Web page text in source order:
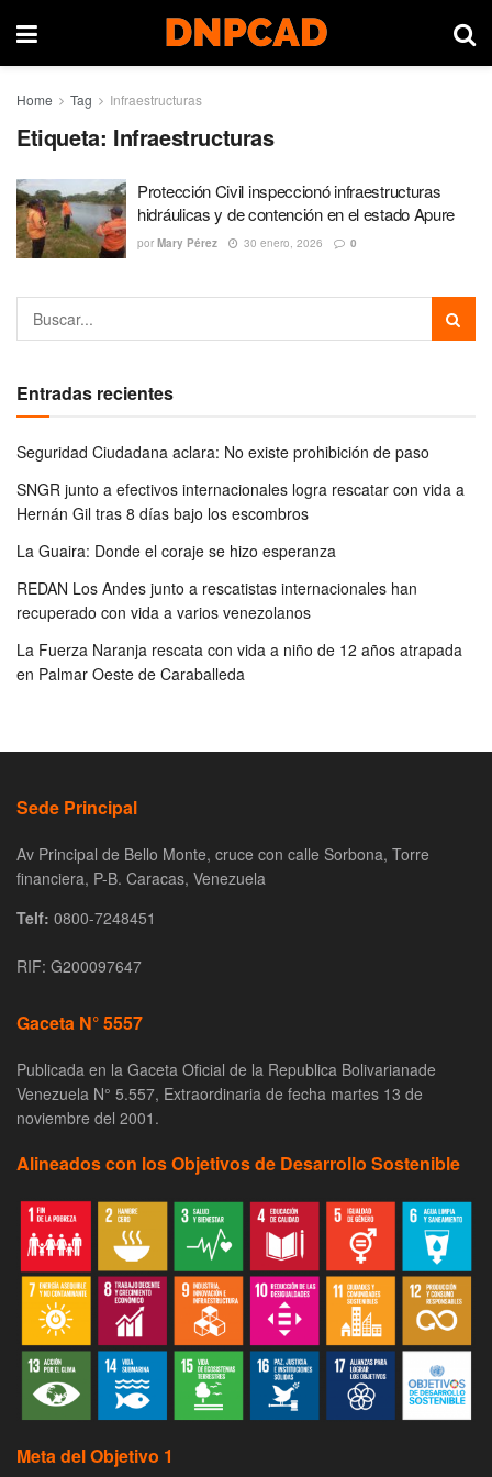
Home Tag Infraestructuras
Etiqueta: Infraestructuras
Protección Civil inspeccionó infraestructuras
hidráulicas y de contención en el estado Apure
por Mary Pérez 30 enero, 2026 0
Entradas recientes
Seguridad Ciudadana aclara: No existe prohibición de paso
SNGR junto a efectivos internacionales logra rescatar con vida a
Hernán Gil tras 8 días bajo los escombros
La Guaira: Donde el coraje se hizo esperanza
REDAN Los Andes junto a rescatistas internacionales han
recuperado con vida a varios venezolanos
La Fuerza Naranja rescata con vida a niño de 12 años atrapada
en Palmar Oeste de Caraballeda
Sede Principal
Av Principal de Bello Monte, cruce con calle Sorbona, Torre
financiera, P-B. Caracas, Venezuela
Telf: 0800-7248451
RIF: G200097647
Gaceta N° 5557
Publicada en la Gaceta Oficial de la Republica Bolivarianade
Venezuela N° 5.557, Extraordinaria de fecha martes 13 de
noviembre del 2001.
Alineados con los Objetivos de Desarrollo Sostenible
Meta del Objetivo 1